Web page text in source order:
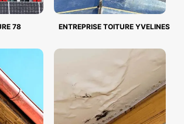
78 ENTREPRISE TOITURE YVELINES